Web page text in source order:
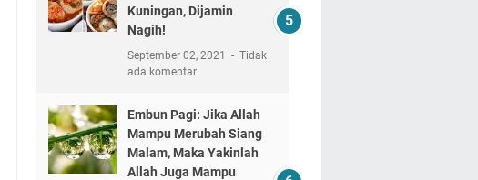
Kuningan, Dijamin
Nagih!
September 02, 2021
Tidak
ada komentar
Embun Pagi: Jika Allah
Mampu Merubah Siang
Malam, Maka Yakinlah
Allah Juga Mampu